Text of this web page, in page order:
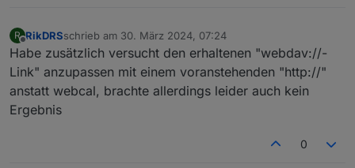
R
Offline
RikDRSschrieb am 30. März 2024, 07:24
zuletzt editiert von
Habe zusätzlich versucht den erhaltenen "webdav://-
Link" anzupassen mit einem voranstehenden "http://"
anstatt webcal, brachte allerdings leider auch kein
Ergebnis
0